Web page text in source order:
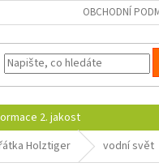
OBCHODNÍ
2. jakost
Holztiger vodní svět